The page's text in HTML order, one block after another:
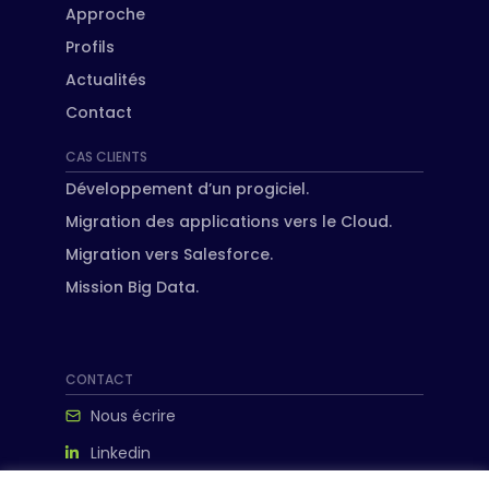
Approche
Profils
Actualités
Contact
CAS CLIENTS
Développement d’un progiciel.
Migration des applications vers le Cloud.
Migration vers Salesforce.
Mission Big Data.
CONTACT
Nous écrire
Linkedin